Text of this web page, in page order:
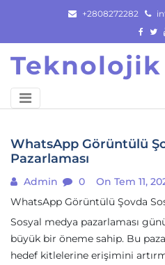
content
+2808272282
WhatsApp Görüntülü
Pazarlaması
Admin 0
On Tem 11,
WhatsApp Görüntülü Şovda
Sosyal medya pazarlaması
büyük bir öneme sahip. Bu
hedef kitlelerine erişimini